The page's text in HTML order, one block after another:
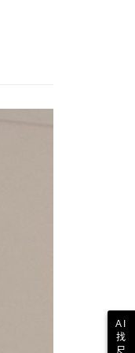
AI
找
尺